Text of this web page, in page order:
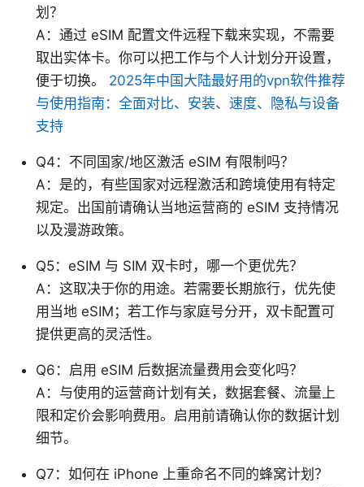
划？
A：通过 eSIM 配置文件远程下载来实现，不需要
取出实体卡。你可以把工作与个人计划分开设置，
便于切换。 2025年中国大陆最好用的vpn软件推荐
与使用指南：全面对比、安装、速度、隐私与设备
支持
Q4：不同国家/地区激活 eSIM 有限制吗？
A：是的，有些国家对远程激活和跨境使用有特定
规定。出国前请确认当地运营商的 eSIM 支持情况
以及漫游政策。
Q5：eSIM 与 SIM 双卡时，哪一个更优先？
A：这取决于你的用途。若需要长期旅行，优先使
用当地 eSIM；若工作与家庭号分开，双卡配置可
提供更高的灵活性。
Q6：启用 eSIM 后数据流量费用会变化吗？
A：与使用的运营商计划有关，数据套餐、流量上
限和定价会影响费用。启用前请确认你的数据计划
细节。
Q7：如何在 iPhone 上重命名不同的蜂窝计划？